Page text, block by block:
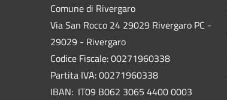
Comune di Rivergaro
Via San Rocco 24 29029 Rivergaro PC -
29029 - Rivergaro
Codice Fiscale: 00271960338
Partita IVA: 00271960338
IBAN: IT09 B062 3065 4400 0003